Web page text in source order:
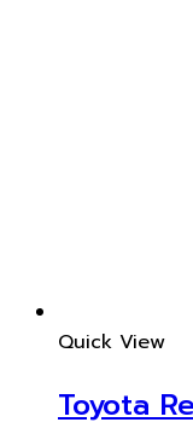
Quick View
Toyota